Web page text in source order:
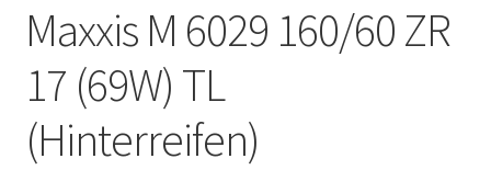
Maxxis M 6029 160/60 ZR
17 (69W) TL
(Hinterreifen)